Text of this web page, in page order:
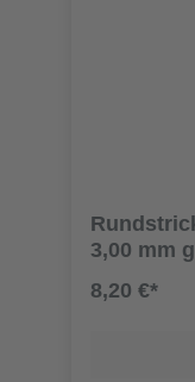
3,00 mm
8,20 €*